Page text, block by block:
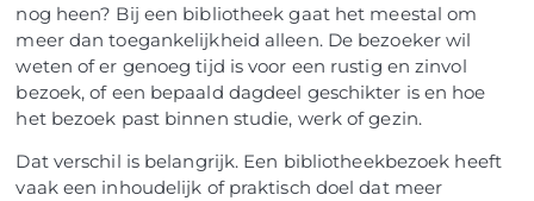
nog heen? Bij een bibliotheek gaat het meestal om
meer dan toegankelijkheid alleen. De bezoeker wil
weten of er genoeg tijd is voor een rustig en zinvol
bezoek, of een bepaald dagdeel geschikter is en hoe
het bezoek past binnen studie, werk of gezin.
Dat verschil is belangrijk. Een bibliotheekbezoek heeft
vaak een inhoudelijk of praktisch doel dat meer